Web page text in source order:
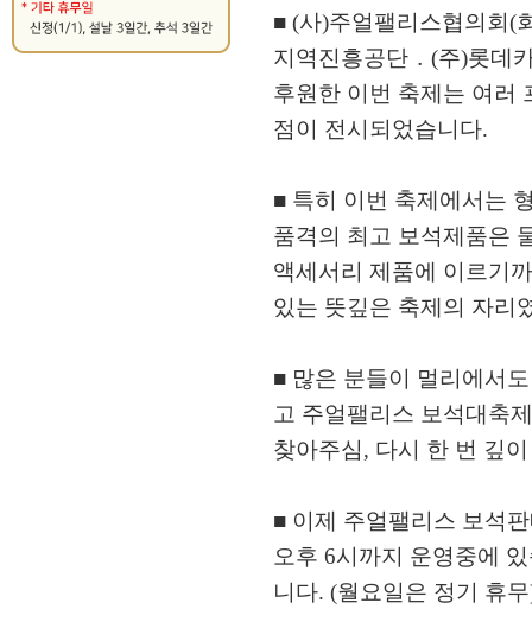
■ (사)주얼팰리스협의회(
지역진흥공단 ․ (주)롯데
후원한 이번 축제는 여러
점이 전시되었습니다.
■ 특히 이번 축제에서는
품격의 최고 보석제품은
액세서리 제품에 이르기
있는 뜻깊은 축제의 자리
■ 많은 분들이 멀리에서
고 주얼팰리스 보석대축
찾아주심, 다시 한 번 깊
■ 이제 주얼팰리스 보석
오후 6시까지 운영중에
니다. (월요일은 정기 휴